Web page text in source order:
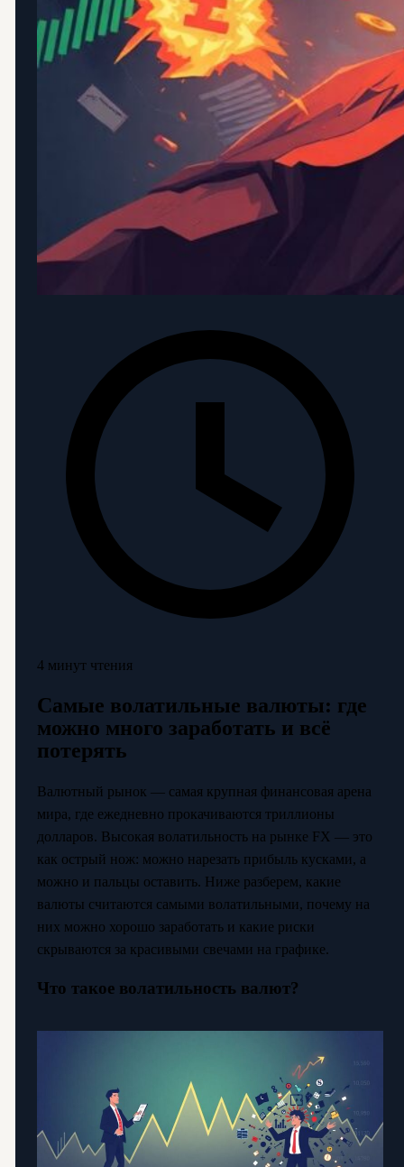
4 минут чтения
Самые волатильные валюты: где
можно много заработать и всё
потерять
Валютный рынок — самая крупная финансовая арена
мира, где ежедневно прокачиваются триллионы
долларов. Высокая волатильность на рынке FX — это
как острый нож: можно нарезать прибыль кусками, а
можно и пальцы оставить. Ниже разберем, какие
валюты считаются самыми волатильными, почему на
них можно хорошо заработать и какие риски
скрываются за красивыми свечами на графике.
Что такое волатильность валют?